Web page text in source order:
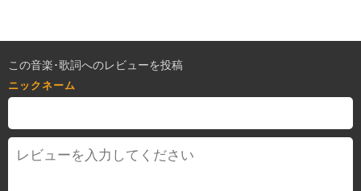
この音楽･歌詞へのレビューを投稿
ニックネーム